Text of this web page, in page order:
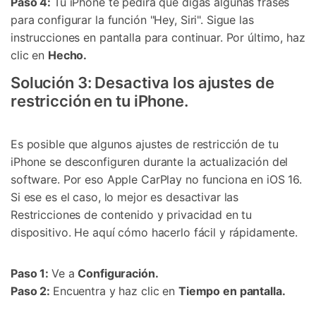
para configurar la función "Hey, Siri". Sigue las
instrucciones en pantalla para continuar. Por último, haz
clic en Hecho.
Solución 3: Desactiva los ajustes de
restricción en tu iPhone.
Es posible que algunos ajustes de restricción de tu
iPhone se desconfiguren durante la actualización del
software. Por eso Apple CarPlay no funciona en iOS 16.
Si ese es el caso, lo mejor es desactivar las
Restricciones de contenido y privacidad en tu
dispositivo. He aquí cómo hacerlo fácil y rápidamente.
Paso 1: Ve aConfiguración.
Paso 2: Encuentra y haz clic en Tiempo en pantalla.